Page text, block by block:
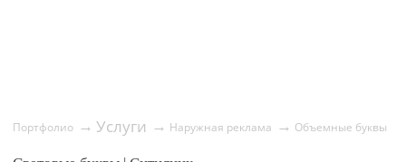
Портфолио → Услуги → Наружная реклама → Объемные буквы